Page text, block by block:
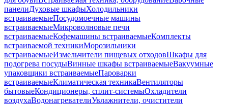
панелиДуховые шкафыХолодильники
встраиваемыеПосудомоечные машины
встраиваемыеМикроволновые печи
встраиваемыеКофемашины встраиваемыеКомплекты
встраиваемой техникиМорозильники
встраиваемыеИзмельчители пищевых отходовШкафы для
подогрева посудыВинные шкафы встраиваемыеВакуумные
упаковщики встраиваемыеПароварки
встраиваемыеКлиматическая техникаВентиляторы
бытовыеКондиционеры, сплит-системыОхладители
воздухаВодонагревателиУвлажнители, очистители